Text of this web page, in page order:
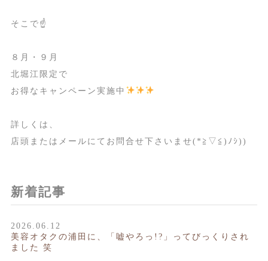
そこで☝️
８月・９月
北堀江限定で
お得なキャンペーン実施中
詳しくは、
店頭またはメールにてお問合せ下さいませ(*≧▽≦)ﾉｼ))
新着記事
2026.06.12
美容オタクの浦田に、「嘘やろっ!?」ってびっくりされ
ました 笑